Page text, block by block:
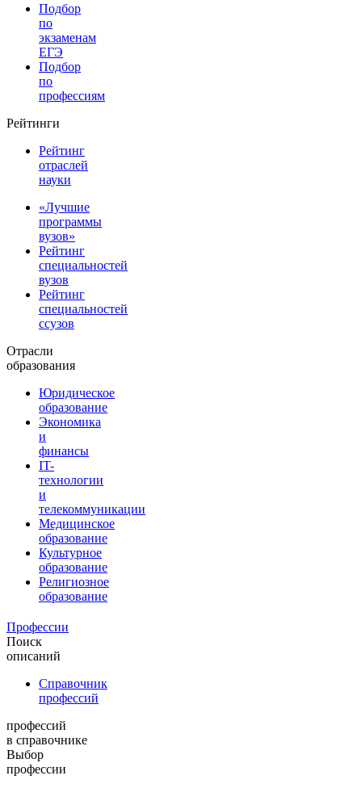
Подбор
по
экзаменам
ЕГЭ
Подбор
по
профессиям
Рейтинги
Рейтинг
отраслей
науки
«Лучшие
программы
вузов»
Рейтинг
специальностей
вузов
Рейтинг
специальностей
ссузов
Отрасли
образования
Юридическое
образование
Экономика
и
финансы
IT-
технологии
и
телекоммуникации
Медицинское
образование
Культурное
образование
Религиозное
образование
Профессии
Поиск
описаний
Справочник
профессий
профессий
в справочнике
Выбор
профессии